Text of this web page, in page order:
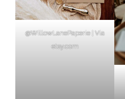
@WillowLanePaperie | Via
etsy.com